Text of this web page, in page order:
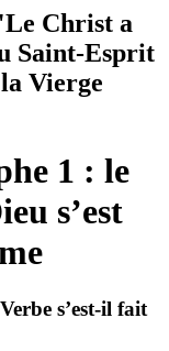
Christ a
Saint-Esprit
Vierge
1 : le
s’est
s’est-il fait